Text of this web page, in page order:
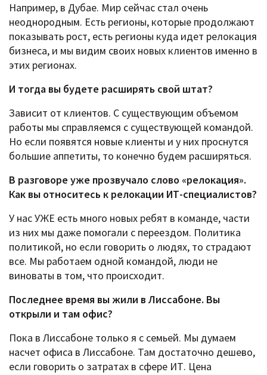
Например, в Дубае. Мир сейчас стал очень
неоднородным. Есть регионы, которые продолжают
показывать рост, есть регионы куда идет релокация
бизнеса, и мы видим своих новых клиентов именно в
этих регионах.
И тогда вы будете расширять свой штат?
Зависит от клиентов. С существующим объемом
работы мы справляемся с существующей командой.
Но если появятся новые клиенты и у них проснутся
большие аппетиты, то конечно будем расширяться.
В разговоре уже прозвучало слово «релокация».
Как вы относитесь к релокации ИТ-специалистов?
У нас УЖЕ есть много новых ребят в команде, части
из них мы даже помогали с переездом. Политика
политикой, но если говорить о людях, то страдают
все. Мы работаем одной командой, люди не
виноваты в том, что происходит.
Последнее время вы жили в Лиссабоне. Вы
открыли и там офис?
Пока в Лиссабоне только я с семьей. Мы думаем
насчет офиса в Лиссабоне. Там достаточно дешево,
если говорить о затратах в сфере ИТ. Цена